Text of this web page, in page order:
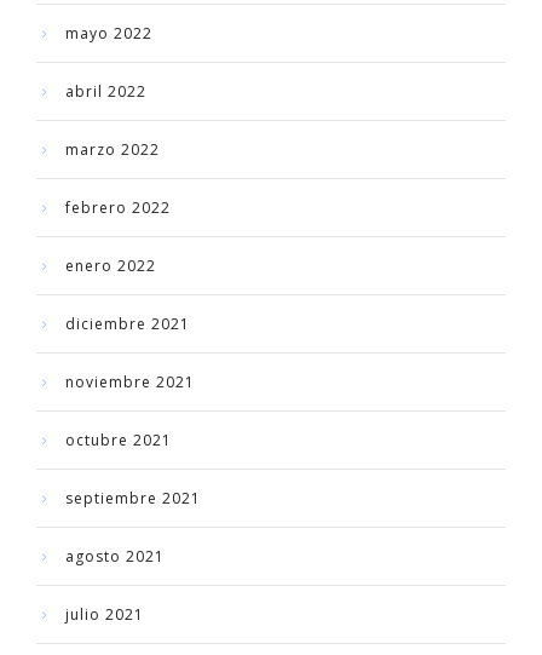
mayo 2022
abril 2022
marzo 2022
febrero 2022
enero 2022
diciembre 2021
noviembre 2021
octubre 2021
septiembre 2021
agosto 2021
julio 2021